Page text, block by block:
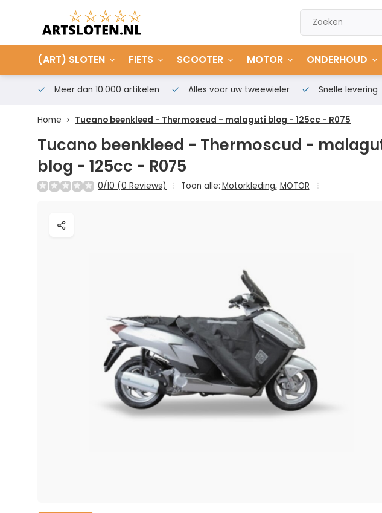
(ART) SLOTEN FIETS SCOOTER MOTOR ONDERHOUD
Meer dan 10.000 artikelen Alles voor uw tweewieler Snelle levering
Home Tucano beenkleed - Thermoscud - malaguti blog - 125cc - R075
Tucano beenkleed - Thermoscud -
blog - 125cc - R075
0/10 (0 Reviews) Toon alle: Motorkleding, MOTOR